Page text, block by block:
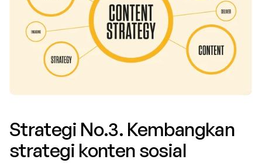
Strategi No.3. Kembangkan
strategi konten sosial